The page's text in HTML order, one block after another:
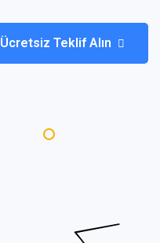
Ücretsiz Teklif Alın